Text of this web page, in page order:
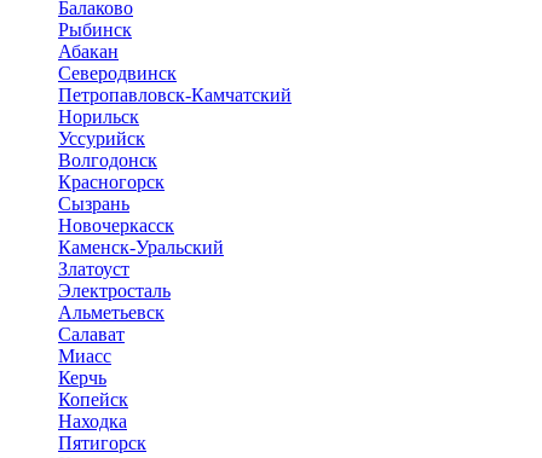
Балаково
Рыбинск
Абакан
Северодвинск
Петропавловск-Камчатский
Норильск
Уссурийск
Волгодонск
Красногорск
Сызрань
Новочеркасск
Каменск-Уральский
Златоуст
Электросталь
Альметьевск
Салават
Миасс
Керчь
Копейск
Находка
Пятигорск